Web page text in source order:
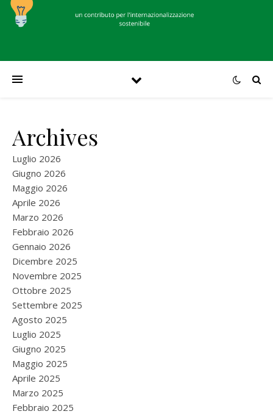
Archives
Luglio 2026
Giugno 2026
Maggio 2026
Aprile 2026
Marzo 2026
Febbraio 2026
Gennaio 2026
Dicembre 2025
Novembre 2025
Ottobre 2025
Settembre 2025
Agosto 2025
Luglio 2025
Giugno 2025
Maggio 2025
Aprile 2025
Marzo 2025
Febbraio 2025